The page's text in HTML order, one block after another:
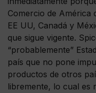
Comercio de
EE UU, Canadá y
que sigue vigente.
“probablemente”
país que no pone
productos de otros
libremente, lo cual es